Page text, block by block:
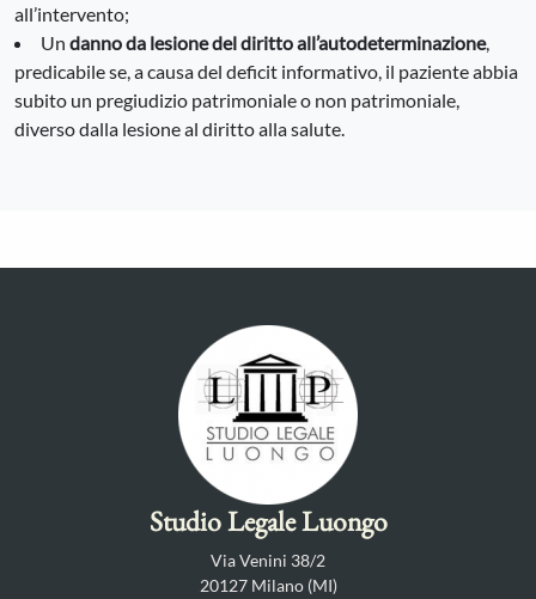
all’intervento;
Un danno da lesione del diritto all’autodeterminazione,
predicabile se, a causa del deficit informativo, il paziente abbia
subito un pregiudizio patrimoniale o non patrimoniale,
diverso dalla lesione al diritto alla salute.
Studio Legale Luongo
Via Venini 38/2
20127 Milano (MI)